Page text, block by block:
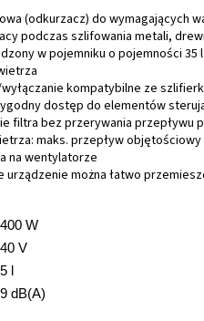
(odkurzacz) do wymagających
podczas szlifowania metali,
w pojemniku o pojemności 35 l
kompatybilne ze
dostęp do elementów
filtra bez przerywania przepływu
maks. przepływ
na wentylatorze
można łatwo
W
V
l
dB(A)